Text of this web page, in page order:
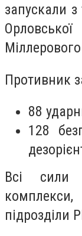
запускали з
Противник
88
128
Всі сили
підрозділи